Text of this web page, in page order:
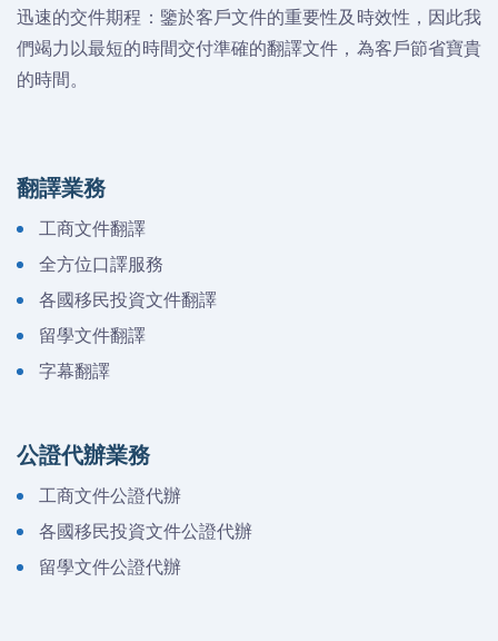
迅速的交件期程：鑒於客戶文件的重要性及時效性，因此我
們竭力以最短的時間交付準確的翻譯文件，為客戶節省寶貴
的時間。
翻譯業務
工商文件翻譯
全方位口譯服務
各國移民投資文件翻譯
留學文件翻譯
字幕翻譯
公證代辦業務
工商文件公證代辦
各國移民投資文件公證代辦
留學文件公證代辦